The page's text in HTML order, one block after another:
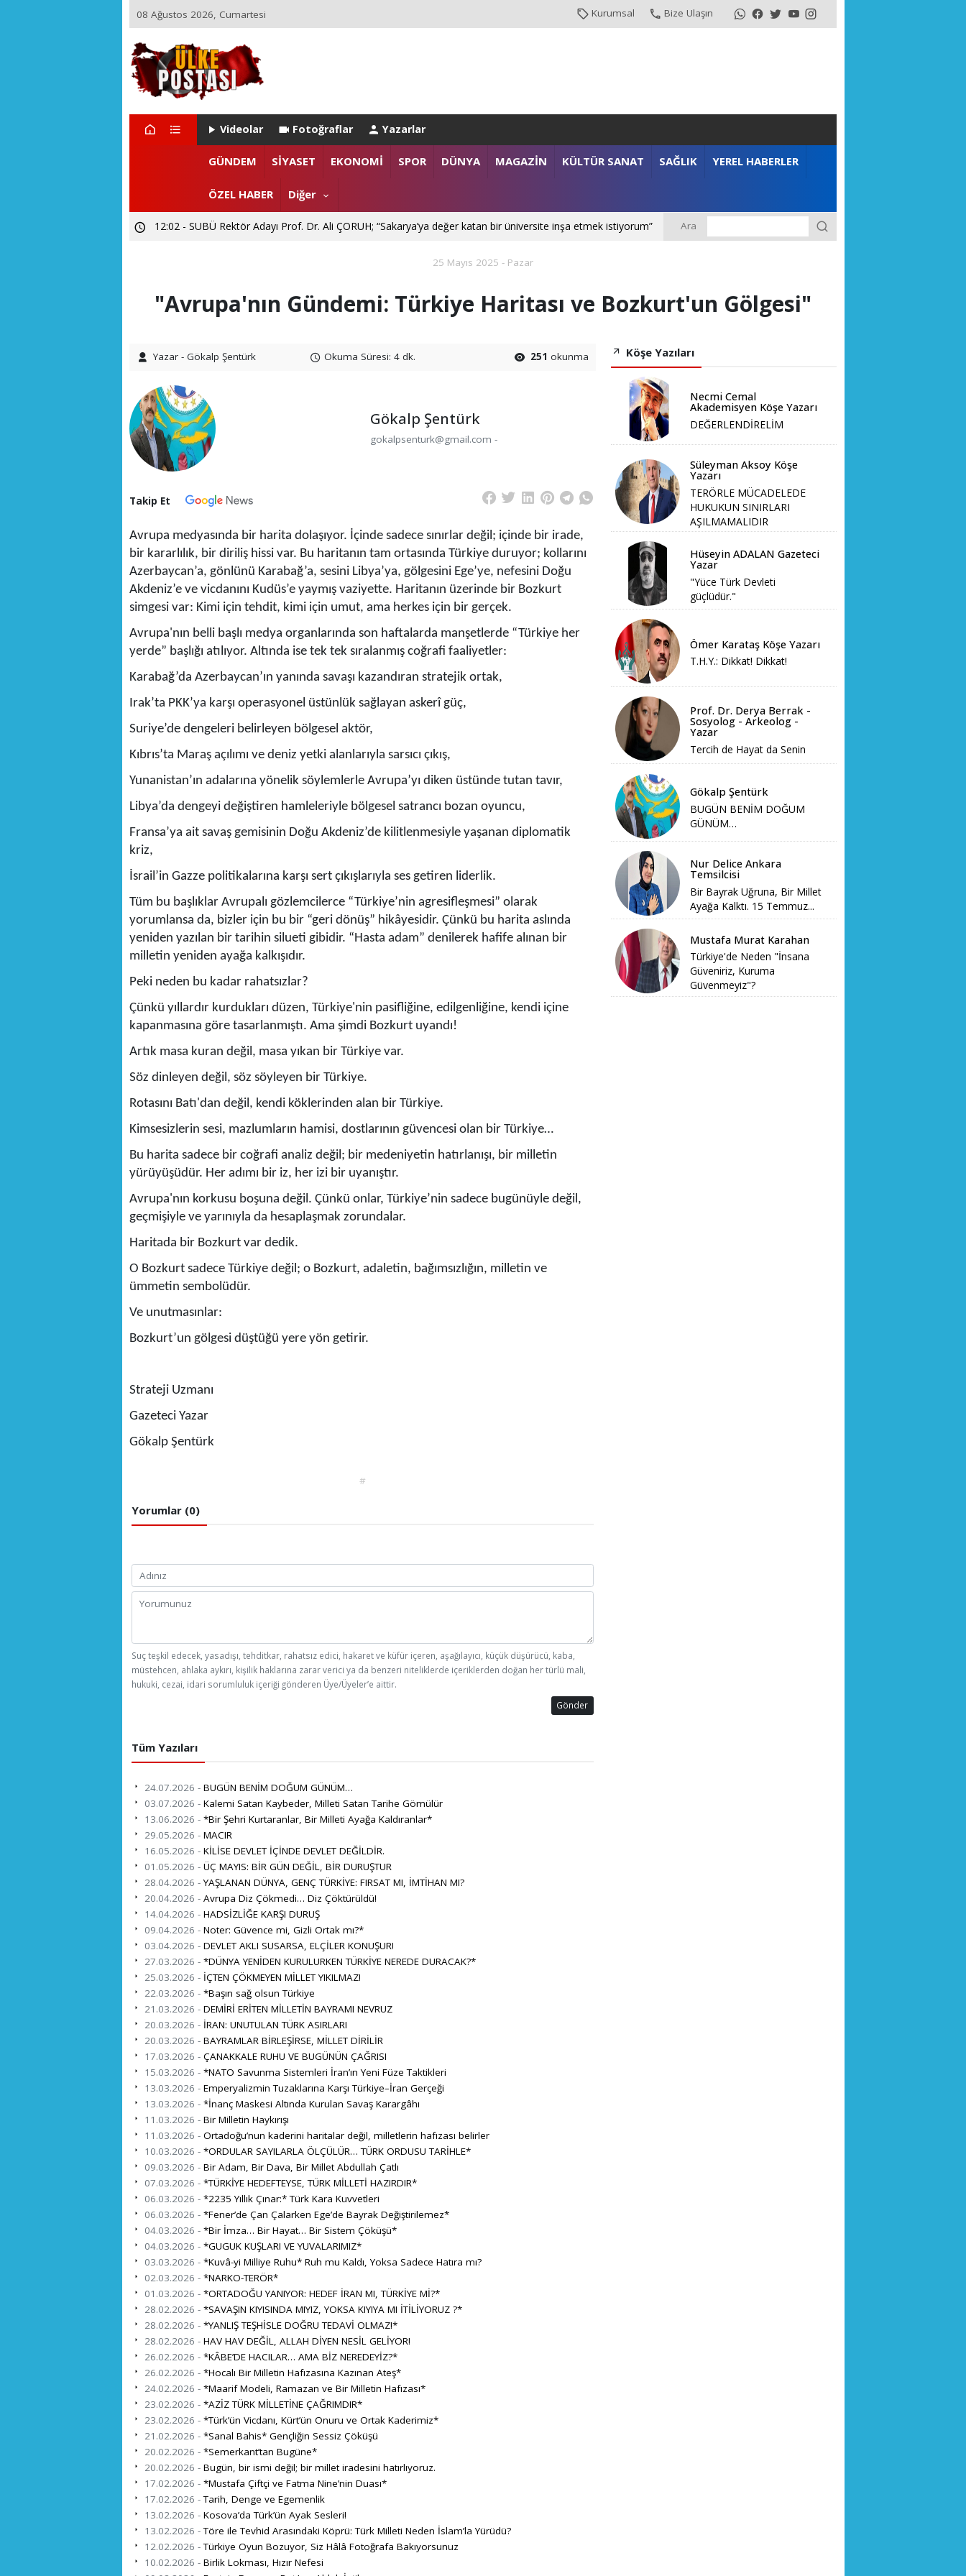
08 Ağustos 2026, Cumartesi Kurumsal Bize Ulaşın
Videolar Fotoğraflar Yazarlar
GÜNDEM SİYASET EKONOMİ SPOR DÜNYA MAGAZİN KÜLTÜR SANAT SAĞLIK YEREL HABERLER
ÖZEL HABER Diğer
22:29 - ZEYNEP ARI TETİK İSTANBUL EMNİYET MÜDÜRLÜĞÜ’NE ATANDI
12:02 - SUBÜ Rektör Adayı Prof. Dr. Ali ÇORUH; “Sakarya’ya değer katan bir üniversite inşa etmek istiyorum” Ara
25 Mayıs 2025 - Pazar
"Avrupa'nın Gündemi: Türkiye Haritası ve Bozkurt'un Gölgesi"
Yazar - Gökalp Şentürk Okuma Süresi: 4 dk. 251 okunma
Gökalp Şentürk
gokalpsenturk@gmail.com -
Takip Et
Avrupa medyasında bir harita dolaşıyor. İçinde sadece sınırlar değil; içinde bir irade,
bir kararlılık, bir diriliş hissi var. Bu haritanın tam ortasında Türkiye duruyor; kollarını
Azerbaycan’a, gönlünü Karabağ’a, sesini Libya’ya, gölgesini Ege’ye, nefesini Doğu
Akdeniz’e ve vicdanını Kudüs’e yaymış vaziyette. Haritanın üzerinde bir Bozkurt
simgesi var: Kimi için tehdit, kimi için umut, ama herkes için bir gerçek.
Avrupa'nın belli başlı medya organlarında son haftalarda manşetlerde “Türkiye her
yerde” başlığı atılıyor. Altında ise tek tek sıralanmış coğrafi faaliyetler:
Karabağ’da Azerbaycan’ın yanında savaşı kazandıran stratejik ortak,
Irak’ta PKK’ya karşı operasyonel üstünlük sağlayan askerî güç,
Suriye’de dengeleri belirleyen bölgesel aktör,
Kıbrıs’ta Maraş açılımı ve deniz yetki alanlarıyla sarsıcı çıkış,
Yunanistan’ın adalarına yönelik söylemlerle Avrupa’yı diken üstünde tutan tavır,
Libya’da dengeyi değiştiren hamleleriyle bölgesel satrancı bozan oyuncu,
Fransa’ya ait savaş gemisinin Doğu Akdeniz’de kilitlenmesiyle yaşanan diplomatik
kriz,
İsrail’in Gazze politikalarına karşı sert çıkışlarıyla ses getiren liderlik.
Tüm bu başlıklar Avrupalı gözlemcilerce “Türkiye’nin agresifleşmesi” olarak
yorumlansa da, bizler için bu bir “geri dönüş” hikâyesidir. Çünkü bu harita aslında
yeniden yazılan bir tarihin silueti gibidir. “Hasta adam” denilerek hafife alınan bir
milletin yeniden ayağa kalkışıdır.
Peki neden bu kadar rahatsızlar?
Çünkü yıllardır kurdukları düzen, Türkiye'nin pasifliğine, edilgenliğine, kendi içine
kapanmasına göre tasarlanmıştı. Ama şimdi Bozkurt uyandı!
Artık masa kuran değil, masa yıkan bir Türkiye var.
Söz dinleyen değil, söz söyleyen bir Türkiye.
Rotasını Batı'dan değil, kendi köklerinden alan bir Türkiye.
Kimsesizlerin sesi, mazlumların hamisi, dostlarının güvencesi olan bir Türkiye…
Bu harita sadece bir coğrafi analiz değil; bir medeniyetin hatırlanışı, bir milletin
yürüyüşüdür. Her adımı bir iz, her izi bir uyanıştır.
Avrupa'nın korkusu boşuna değil. Çünkü onlar, Türkiye’nin sadece bugünüyle değil,
geçmişiyle ve yarınıyla da hesaplaşmak zorundalar.
Haritada bir Bozkurt var dedik.
O Bozkurt sadece Türkiye değil; o Bozkurt, adaletin, bağımsızlığın, milletin ve
ümmetin sembolüdür.
Ve unutmasınlar:
Bozkurt’un gölgesi düştüğü yere yön getirir.
Strateji Uzmanı
Gazeteci Yazar
Gökalp Şentürk
#
Yorumlar (0)
Suç teşkil edecek, yasadışı, tehditkar, rahatsız edici, hakaret ve küfür içeren, aşağılayıcı, küçük düşürücü, kaba,
müstehcen, ahlaka aykırı, kişilik haklarına zarar verici ya da benzeri niteliklerde içeriklerden doğan her türlü mali,
hukuki, cezai, idari sorumluluk içeriği gönderen Üye/Üyeler’e aittir.
Gönder
Tüm Yazıları
24.07.2026 - BUGÜN BENİM DOĞUM GÜNÜM…
03.07.2026 - Kalemi Satan Kaybeder, Milleti Satan Tarihe Gömülür
13.06.2026 - *Bir Şehri Kurtaranlar, Bir Milleti Ayağa Kaldıranlar*
29.05.2026 - MACIR
16.05.2026 - KİLİSE DEVLET İÇİNDE DEVLET DEĞİLDİR.
01.05.2026 - ÜÇ MAYIS: BİR GÜN DEĞİL, BİR DURUŞTUR
28.04.2026 -YAŞLANAN DÜNYA, GENÇ TÜRKİYE: FIRSAT MI, İMTİHAN MI?
20.04.2026 - Avrupa Diz Çökmedi… Diz Çöktürüldü!
14.04.2026 - HADSİZLİĞE KARŞI DURUŞ
09.04.2026 - Noter: Güvence mi, Gizli Ortak mı?*
03.04.2026 - DEVLET AKLI SUSARSA, ELÇİLER KONUŞUR!
27.03.2026 - *DÜNYA YENİDEN KURULURKEN TÜRKİYE NEREDE DURACAK?*
25.03.2026 - İÇTEN ÇÖKMEYEN MİLLET YIKILMAZ!
22.03.2026 - *Başın sağ olsun Türkiye
21.03.2026 - DEMİRİ ERİTEN MİLLETİN BAYRAMI NEVRUZ
20.03.2026 - İRAN: UNUTULAN TÜRK ASIRLARI
20.03.2026 - BAYRAMLAR BİRLEŞİRSE, MİLLET DİRİLİR
17.03.2026 - ÇANAKKALE RUHU VE BUGÜNÜN ÇAĞRISI
15.03.2026 - *NATO Savunma Sistemleri İran’ın Yeni Füze Taktikleri
13.03.2026 - Emperyalizmin Tuzaklarına Karşı Türkiye–İran Gerçeği
13.03.2026 - *İnanç Maskesi Altında Kurulan Savaş Karargâhı
11.03.2026 - Bir Milletin Haykırışı
11.03.2026 - Ortadoğu’nun kaderini haritalar değil, milletlerin hafızası belirler
10.03.2026 - *ORDULAR SAYILARLA ÖLÇÜLÜR… TÜRK ORDUSU TARİHLE*
09.03.2026 - Bir Adam, Bir Dava, Bir Millet Abdullah Çatlı
07.03.2026 - *TÜRKİYE HEDEFTEYSE, TÜRK MİLLETİ HAZIRDIR*
06.03.2026 - *2235 Yıllık Çınar:* Türk Kara Kuvvetleri
06.03.2026 - *Fener’de Çan Çalarken Ege’de Bayrak Değiştirilemez*
04.03.2026 - *Bir İmza… Bir Hayat… Bir Sistem Çöküşü*
04.03.2026 - *GUGUK KUŞLARI VE YUVALARIMIZ*
03.03.2026 - *Kuvâ-yi Milliye Ruhu* Ruh mu Kaldı, Yoksa Sadece Hatıra mı?
02.03.2026 - *NARKO-TERÖR*
01.03.2026 - *ORTADOĞU YANIYOR: HEDEF İRAN MI, TÜRKİYE Mİ?*
28.02.2026 - *SAVAŞIN KIYISINDA MIYIZ, YOKSA KIYIYA MI İTİLİYORUZ ?*
28.02.2026 - *YANLIŞ TEŞHİSLE DOĞRU TEDAVİ OLMAZ!*
28.02.2026 - HAV HAV DEĞİL, ALLAH DİYEN NESİL GELİYOR!
26.02.2026 - *KÂBE’DE HACILAR… AMA BİZ NEREDEYİZ?*
26.02.2026 - *Hocalı Bir Milletin Hafızasına Kazınan Ateş*
24.02.2026 - *Maarif Modeli, Ramazan ve Bir Milletin Hafızası*
23.02.2026 - *AZİZ TÜRK MİLLETİNE ÇAĞRIMDIR*
23.02.2026 - *Türk’ün Vicdanı, Kürt’ün Onuru ve Ortak Kaderimiz*
21.02.2026 - *Sanal Bahis* Gençliğin Sessiz Çöküşü
20.02.2026 - *Semerkant’tan Bugüne*
20.02.2026 - Bugün, bir ismi değil; bir millet iradesini hatırlıyoruz.
17.02.2026 - *Mustafa Çiftçi ve Fatma Nine’nin Duası*
17.02.2026 -Tarih, Denge ve Egemenlik
13.02.2026 - Kosova’da Türk’ün Ayak Sesleri!
13.02.2026 -Töre ile Tevhid Arasındaki Köprü: Türk Milleti Neden İslam’la Yürüdü?
12.02.2026 -Türkiye Oyun Bozuyor, Siz Hâlâ Fotoğrafa Bakıyorsunuz
10.02.2026 - Birlik Lokması, Hızır Nefesi
Köşe Yazıları
Necmi Cemal
Akademisyen Köşe Yazarı
DEĞERLENDİRELİM
Süleyman Aksoy Köşe
Yazarı
TERÖRLE MÜCADELEDE
HUKUKUN SINIRLARI
AŞILMAMALIDIR
Hüseyin ADALAN Gazeteci
Yazar
"Yüce Türk Devleti
güçlüdür."
Ömer Karataş Köşe Yazarı
T.H.Y.: Dikkat! Dikkat!
Prof. Dr. Derya Berrak -
Sosyolog - Arkeolog -
Yazar
Tercih de Hayat da Senin
Gökalp Şentürk
BUGÜN BENİM DOĞUM
GÜNÜM…
Nur Delice Ankara
Temsilcisi
Bir Bayrak Uğruna, Bir Millet
Ayağa Kalktı. 15 Temmuz...
Mustafa Murat Karahan
Türkiye'de Neden "İnsana
Güveniriz, Kuruma
Güvenmeyiz"?